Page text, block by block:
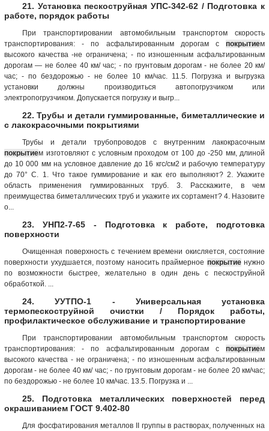
21. Установка пескоструйная УПС-342-62 / Подготовка к
работе, порядок работы
При транспортировании автомобильным транспортом скорость
транспортирования: - по асфальтированным дорогам с покрытием
высокого качества -не ограничена; - по изношенным асфальтированным
дорогам — не более 40 км/ час; - по грунтовым дорогам - не более 20 км/
час; - по бездорожью - не более 10 км/час. 11.5. Погрузка и выгрузка
установки должны производиться автопогрузчиком или
электропогрузчиком. Допускается погрузку и выгр...
22. Трубы и детали гуммированные, биметаллические и
с лакокрасочными покрытиями
Трубы и детали трубопроводов с внутренним лакокрасочным
покрытием изготовляют с условным проходом от 100 до -250 мм, длиной
до 10 000 мм на условное давление до 16 кгс/см2 и рабочую температуру
до 70° С. 1. Что такое гуммирование и как его выполняют? 2. Укажите
область применения гуммированных труб. 3. Расскажите, в чем
преимущества биметаллических труб и укажите их сортамент? 4. Назовите
о...
23. УНП2-7-65 - Подготовка к работе, подготовка
поверхности
Очищенная поверхность с течением времени окисляется, состояние
поверхности ухудшается, поэтому наносить праймерное покрытиенужно
по возможности быстрее, желательно в один день с пескоструйной
обработкой. ...
24. УУТПО-1 - Универсальная установка
термопескоструйной очистки / Порядок работы,
профилактическое обслуживание и транспортирование
При транспортировании автомобильным транспортом скорость
транспортирования: - по асфальтированным дорогам с покрытием
высокого качества - не ограничена; - по изношенным асфальтированным
дорогам - не более 40 км/ час; - по грунтовым дорогам - не более 20 км/час;
по бездорожью - не более 10 км/час. 13.5. Погрузка и ...
25. Подготовка металлических поверхностей перед
окрашиванием ГОСТ 9.402-80
Для фосфатирования металлов II группы в растворах, полученных на